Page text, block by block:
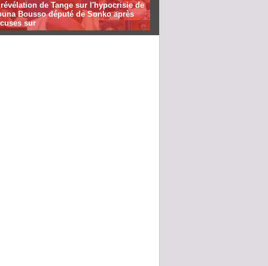
de Tange sur l'hypocrisie de
Bousso député de Sonko après
sur